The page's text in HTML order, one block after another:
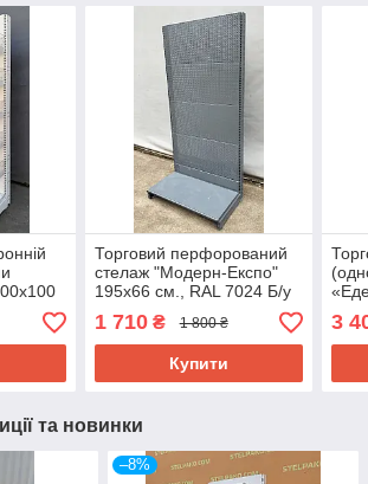
Б/у
Торговий перфорований
стелаж "Модерн-Експо"
195х66 см., RAL 7024 Б/у
1 710₴ 1 800 ₴
Купити
3
та новинки
–8%